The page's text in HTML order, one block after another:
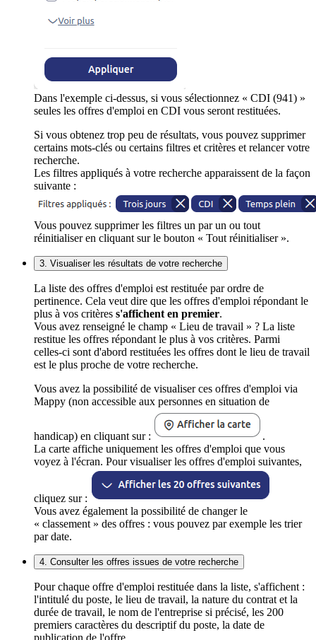
Dans l'exemple ci-dessus, si vous sélectionnez « CDI (941) »
seules les offres d'emploi en CDI vous seront restituées.
Si vous obtenez trop peu de résultats, vous pouvez supprimer
certains mots-clés ou certains filtres et critères et relancer votre
recherche.
Les filtres appliqués à votre recherche apparaissent de la façon
suivante :
Vous pouvez supprimer les filtres un par un ou tout
réinitialiser en cliquant sur le bouton « Tout réinitialiser ».
3. Visualiser les résultats de votre recherche
La liste des offres d'emploi est restituée par ordre de
pertinence. Cela veut dire que les offres d'emploi répondant le
plus à vos critères s'affichent en premier.
Vous avez renseigné le champ « Lieu de travail » ? La liste
restitue les offres répondant le plus à vos critères. Parmi
celles-ci sont d'abord restituées les offres dont le lieu de travail
est le plus proche de votre recherche.
Vous avez la possibilité de visualiser ces offres d'emploi via
Mappy (non accessible aux personnes en situation de
handicap) en cliquant sur :
.
La carte affiche uniquement les offres d'emploi que vous
voyez à l'écran. Pour visualiser les offres d'emploi suivantes,
cliquez sur :
Vous avez également la possibilité de changer le
« classement » des offres : vous pouvez par exemple les trier
par date.
4. Consulter les offres issues de votre recherche
Pour chaque offre d'emploi restituée dans la liste, s'affichent :
l'intitulé du poste, le lieu de travail, la nature du contrat et la
durée de travail, le nom de l'entreprise si précisé, les 200
premiers caractères du descriptif du poste, la date de
publication de l'offre.